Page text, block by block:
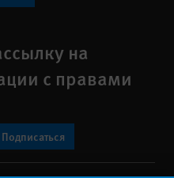
на
с правами
Подписаться